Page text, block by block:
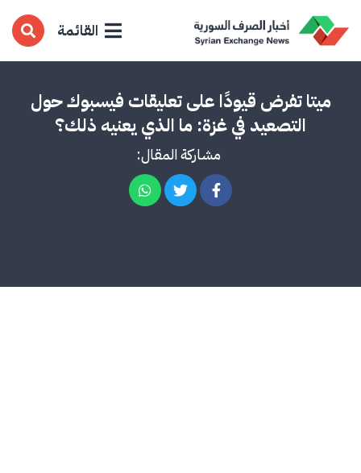
القائمة
ميتا تفرض قيودًا على تعليقات فيسبوك حول
التصعيد في غزة: ما الذي يعنيه ذلك؟
مشاركة المقال: